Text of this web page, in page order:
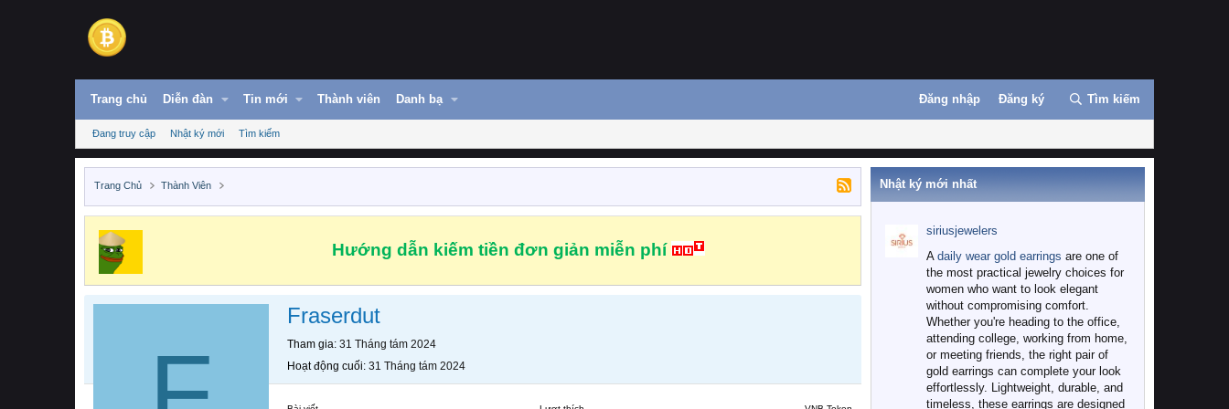
Trang chủ Diễn đàn Tin mới Thành viên Danh bạ Đăng nhập Đăng ký Tìm kiếm
Đang truy cập Nhật ký mới Tìm kiếm
Trang Chủ Thành Viên
Hướng dẫn kiếm tiền đơn giản miễn phí
Fraserdut
Tham gia 31 Tháng tám 2024
Hoạt động cuối 31 Tháng tám 2024
Nhật ký mới nhất
siriusjewelers
A daily wear gold earrings are one of
the most practical jewelry choices for
women who want to look elegant
without compromising comfort.
Whether you're heading to the office,
attending college, working from home,
or meeting friends, the right pair of
gold earrings can complete your look
effortlessly. Lightweight, durable, and
timeless, these earrings are designed